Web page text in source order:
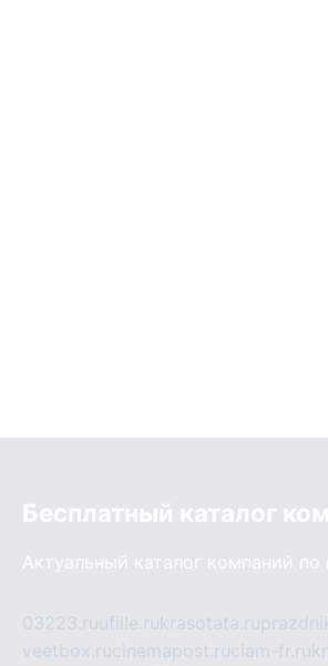
Бесплатный каталог
Актуальный каталог компаний по
03223.ruufille.rukrasotata.ru
veetbox.rucinemapost.ruciam-fr.ru